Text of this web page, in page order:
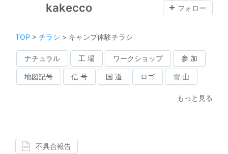
kakecco フォロー
TOP > チラシ > キャンプ体験チラシ
ナチュラル 工 場 ワークショップ 参 加
地図記号 信 号 国 道 ロゴ 雪 山
もっと見る
不具合報告